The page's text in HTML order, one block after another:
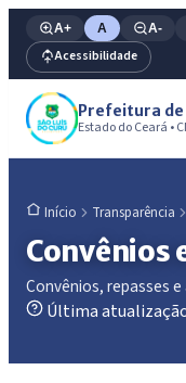
A+ A A-
Acessibilidade
Prefeitura de
Estado do Ceará •
Início Transparência
Convênios
Convênios, repasses
Última